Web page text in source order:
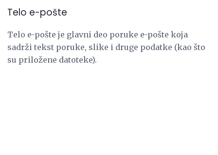
Telo e-pošte
Telo e-pošte je glavni deo poruke e-pošte koja
sadrži tekst poruke, slike i druge podatke (kao što
su priložene datoteke).